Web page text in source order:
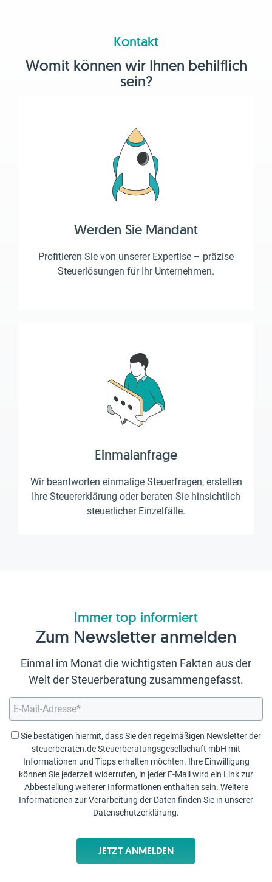
Kontakt
Womit können wir Ihnen behilflich
sein?
Werden Sie Mandant
Profitieren Sie von unserer Expertise – präzise
Steuerlösungen für Ihr Unternehmen.
Einmalanfrage
Wir beantworten einmalige Steuerfragen, erstellen
Ihre Steuererklärung oder beraten Sie hinsichtlich
steuerlicher Einzelfälle.
Immer top informiert
Zum Newsletter anmelden
Einmal im Monat die wichtigsten Fakten aus der
Welt der Steuerberatung zusammengefasst.
Sie bestätigen hiermit, dass Sie den regelmäßigen Newsletter der
steuerberaten.de Steuerberatungsgesellschaft mbH mit
Informationen und Tipps erhalten möchten. Ihre Einwilligung
können Sie jederzeit widerrufen, in jeder E-Mail wird ein Link zur
Abbestellung weiterer Informationen enthalten sein. Weitere
Informationen zur Verarbeitung der Daten finden Sie in unserer
Datenschutzerklärung.
JETZT ANMELDEN